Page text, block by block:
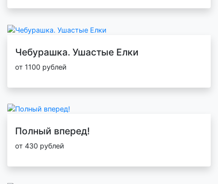
Чебурашка. Ушастые Елки
от 1100 рублей
Полный вперед!
от 430 рублей